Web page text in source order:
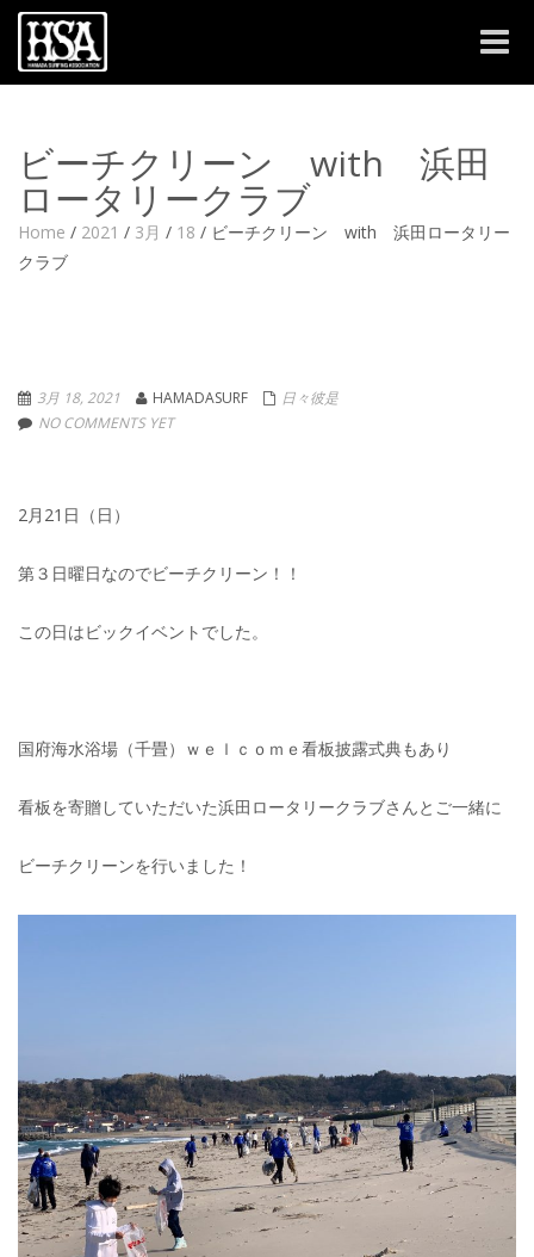
Toggle
ビーチクリーン with 浜田
ロータリークラブ
Home / 2021 / 3月 / 18 / ビーチクリーン with 浜田ロータリー
クラブ
3月 18, 2021 HAMADASURF
日々彼是
NO COMMENTS YET
2月21日（日）
第３日曜日なのでビーチクリーン！！
この日はビックイベントでした。
国府海水浴場（千畳）ｗｅｌｃｏｍｅ看板披露式典もあり
看板を寄贈していただいた浜田ロータリークラブさんとご一緒に
ビーチクリーンを行いました！